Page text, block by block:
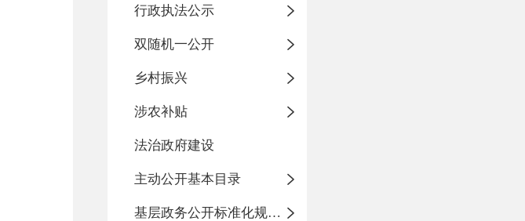
行政执法公示
双随机一公开
乡村振兴
涉农补贴
法治政府建设
主动公开基本目录
基层政务公开标准化规范化